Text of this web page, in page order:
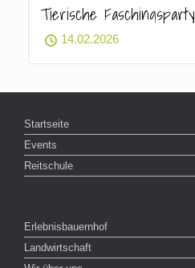
Tierische Faschingsparty
14.02.2026
Startseite
Events
Reitschule
Erlebnisbauernhof
Landwirtschaft